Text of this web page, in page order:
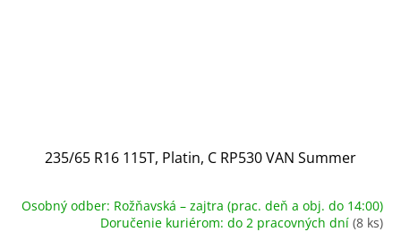
235/65 R16 115T, Platin, C RP530 VAN Summer
Osobný odber: Rožňavská – zajtra (prac. deň a obj. do 14:00)
Doručenie kuriérom: do 2 pracovných dní (8 ks)